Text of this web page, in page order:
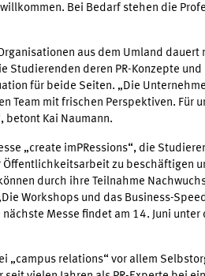
Bei Bedarf stehen die
aus dem Umland dauert
Studierenden deren PR-Konzepte und
für beide Seiten. „Die
Team mit frischen Perspektiven. Für
betont Kai Naumann.
„create imPRessions“, die
zu beschäftigen
durch ihre Teilnahme
Workshops und das Business-
Messe findet am 14. Juni unter
„campus relations“ vor allem